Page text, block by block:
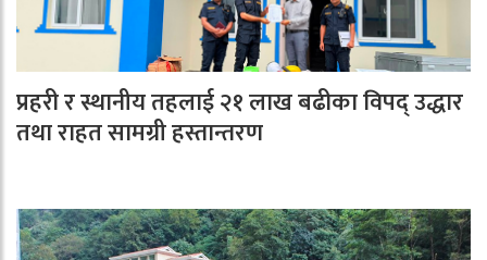
प्रहरी र स्थानीय तहलाई २१ लाख बढीका विपद् उद्धार
तथा राहत सामग्री हस्तान्तरण